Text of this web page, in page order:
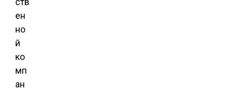
ен
но
й
ко
мп
ан